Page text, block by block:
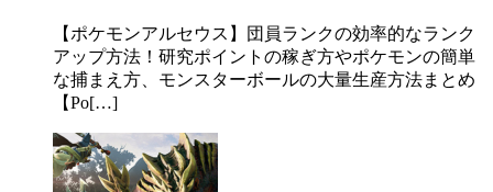
【ポケモンアルセウス】団員ランクの効率的なランク
アップ方法！研究ポイントの稼ぎ方やポケモンの簡単
な捕まえ方、モンスターボールの大量生産方法まとめ
【Po[…]